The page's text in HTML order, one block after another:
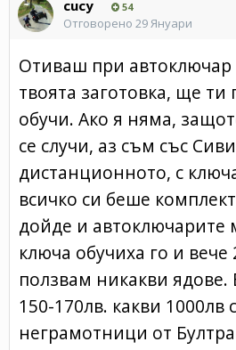
cucy 54
Отговорено 29 Януари
Отиваш при автоключар
твоята заготовка, ще ти
обучи. Ако я няма,
се случи, аз съм със
дистанционното, с
всичко си беше
дойде и автоключарите
ключа обучиха го и вече
ползвам никакви ядове.
150-170лв. какви 1000лв
неграмотници от